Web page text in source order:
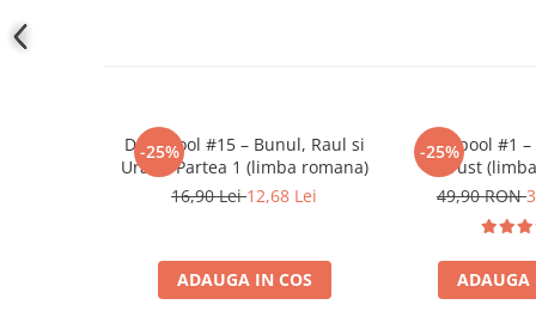
Yu-Gi-Oh!
Accesorii TCG
Digimon Card Game
-25%
Deadpool #15 – Bunul, Raul si
Uratul Partea 1 (limba romana)
16,90 Lei12,68 Lei
ADAUGA IN COS
-25%
Deadpool #1
Trust
49,90 RON
ADAUGA